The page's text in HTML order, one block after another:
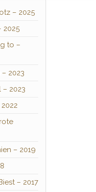
– 2025
2025
to –
2023
2023
– 2019
– 2017